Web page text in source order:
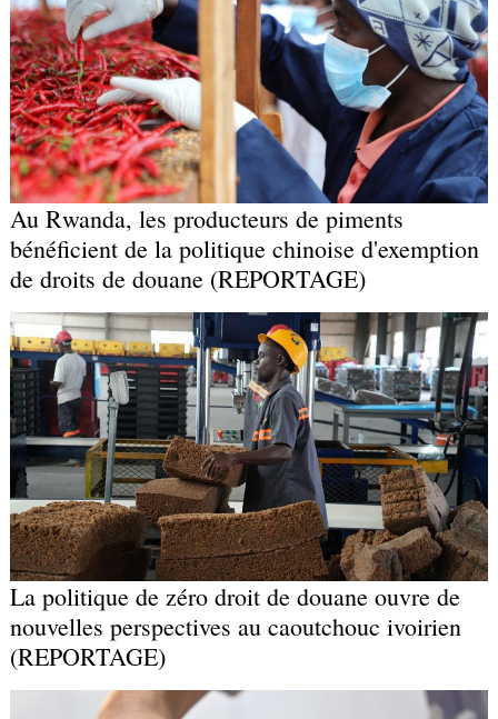
Au Rwanda, les producteurs de piments
bénéficient de la politique chinoise d'exemption
de droits de douane (REPORTAGE)
La politique de zéro droit de douane ouvre de
nouvelles perspectives au caoutchouc ivoirien
(REPORTAGE)